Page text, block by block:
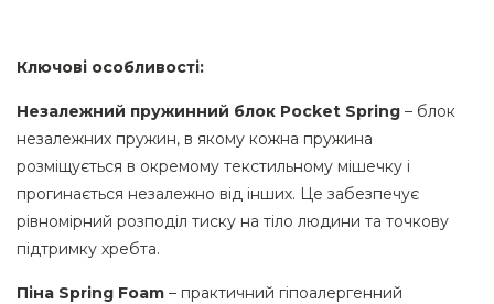
Ключові особливості:
Незалежний пружинний блок Pocket Spring – блок
незалежних пружин, в якому кожна пружина
розміщується в окремому текстильному мішечку і
прогинається незалежно від інших. Це забезпечує
рівномірний розподіл тиску на тіло людини та точкову
підтримку хребта.
Піна Spring Foam – практичний гіпоалергенний